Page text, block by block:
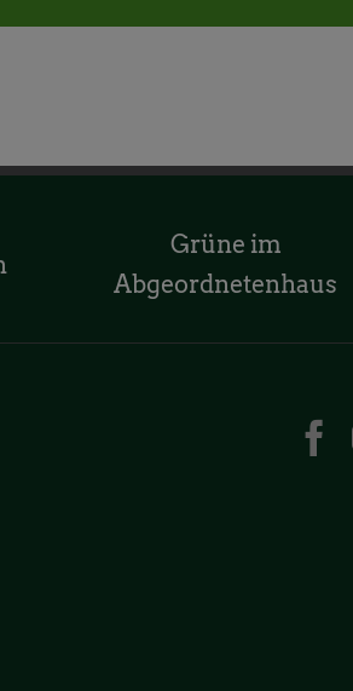
Grüne im
Abgeordnetenhaus